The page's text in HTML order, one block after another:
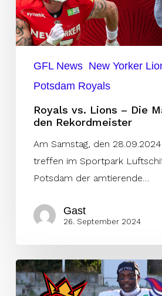
Die
Macht
gegen
GFL News New Yorker
Potsdam Royals
Royals vs. Lions – Die
den Rekordmeister
Am Samstag, den
treffen im Sportpark
Potsdam der amtierende…
Gast
26. September 2024
Royals
empfangen